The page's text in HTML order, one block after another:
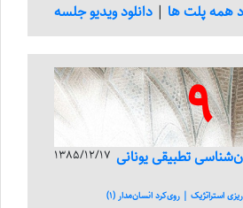
همه پلت ها | دانلود ویدیو جلسه
9
1385/12/17 تطبیقی یونانی
استراتژیک | روی‌کرد انسان‌مدار (1)